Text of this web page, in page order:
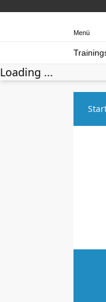
Menü
Loading ...